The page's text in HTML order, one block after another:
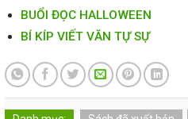
BUỔI ĐỌC HALLOWEEN
BÍ KÍP VIẾT VĂN TỰ SỰ